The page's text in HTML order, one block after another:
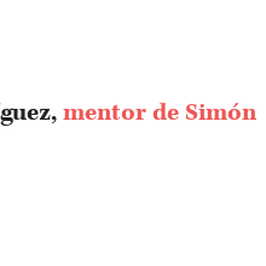
mentor de Simón